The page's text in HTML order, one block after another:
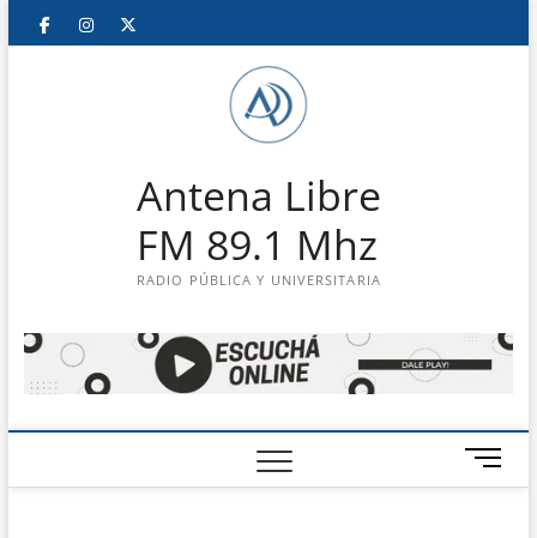
Saltar
FacebookInstagram
Antena Libre
FM 89.1 Mhz
RADIO PÚBLICA Y UNIVERSITARIA
B
o